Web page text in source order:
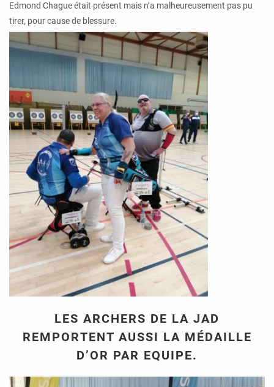
Edmond Chague était présent mais n’a malheureusement pas pu
tirer, pour cause de blessure.
LES ARCHERS DE LA JAD
REMPORTENT AUSSI LA MÉDAILLE
D’OR PAR EQUIPE.